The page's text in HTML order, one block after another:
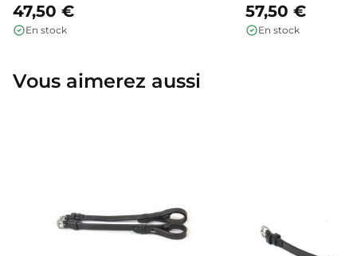
47,50 €
En stock
57,50 €
En stock
Vous aimerez aussi